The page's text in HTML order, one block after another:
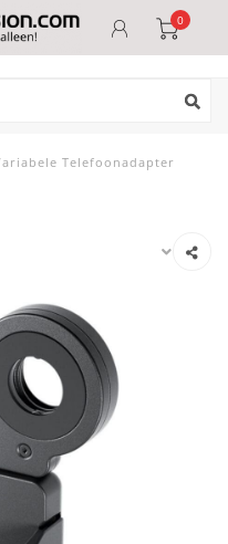
0
Telefoonadapter